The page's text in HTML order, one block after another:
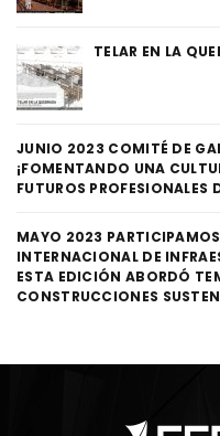
TELAR EN LA
JUNIO 2023 COMITÉ DE
¡FOMENTANDO UNA
FUTUROS PROFESIONALES
MAYO 2023
INTERNACIONAL DE
ESTA EDICIÓN ABORDÓ
CONSTRUCCIONES